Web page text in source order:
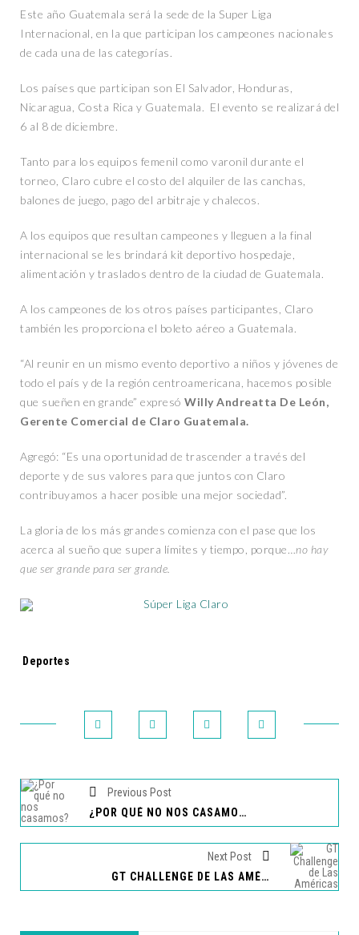
Este año Guatemala será la sede de la Super Liga
Internacional, en la que participan los campeones nacionales
de cada una de las categorías.
Los países que participan son El Salvador, Honduras,
Nicaragua, Costa Rica y Guatemala. El evento se realizará del
6 al 8 de diciembre.
Tanto para los equipos femenil como varonil durante el
torneo, Claro cubre el costo del alquiler de las canchas,
balones de juego, pago del arbitraje y chalecos.
A los equipos que resultan campeones y lleguen a la final
internacional se les brindará kit deportivo hospedaje,
alimentación y traslados dentro de la ciudad de Guatemala.
A los campeones de los otros países participantes, Claro
también les proporciona el boleto aéreo a Guatemala.
“Al reunir en un mismo evento deportivo a niños y jóvenes de
todo el país y de la región centroamericana, hacemos posible
que sueñen en grande” expresó Willy Andreatta De León,
Gerente Comercial de Claro Guatemala.
Agregó: “Es una oportunidad de trascender a través del
deporte y de sus valores para que juntos con Claro
contribuyamos a hacer posible una mejor sociedad”.
La gloria de los más grandes comienza con el pase que los
acerca al sueño que supera límites y tiempo, porque… no hay
que ser grande para ser grande.
Tags:
Deportes
Previous Post
¿POR QUÉ NO NOS CASAMOS? LLEGA EN SU SEGUNDA TEMPORADA
Next Post
GT CHALLENGE DE LAS AMÉRICAS HARÁ VIBRAR A EL SALVADOR